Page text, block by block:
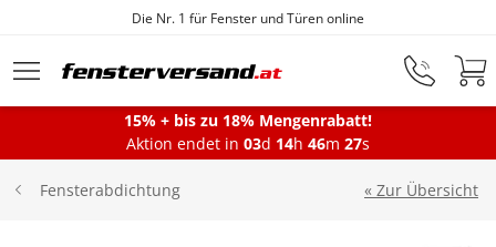
Zum Hauptinhalt springenFensterfabrik seit 1872
Fenster
15% + bis zu 18% Mengenrabatt!
Aktion endet in 03d 14h 46m 27s
« Zur Übersicht
Fensterabdichtung